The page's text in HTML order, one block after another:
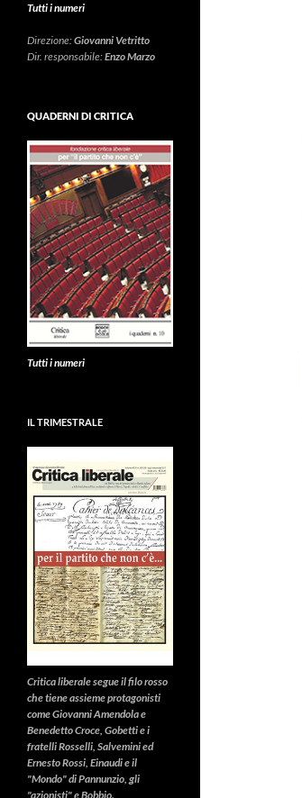
Tutti i numeri
Direzione:Giovanni Vetritto
Dir. responsabile:Enzo Marzo
QUADERNI DI CRITICA
Tutti i numeri
IL TRIMESTRALE
Critica liberalesegue il filo rosso
che tiene assieme protagonisti
come Giovanni Amendola e
Benedetto Croce, Gobetti e i
fratelli Rosselli, Salvemini ed
Ernesto Rossi, Einaudi e il
"Mondo" di Pannunzio, gli
"azionisti" e Bobbio.